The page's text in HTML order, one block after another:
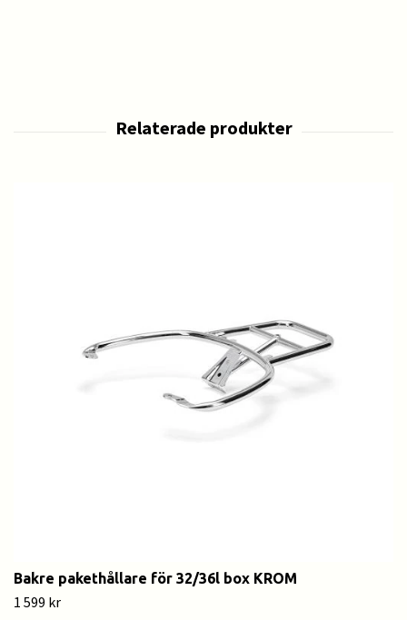
Bakre pakethållare för 32/36l box KROM
1 599 kr